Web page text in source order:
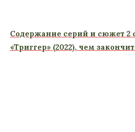
Содержание серий и сюжет 2
«Триггер» (2022), чем